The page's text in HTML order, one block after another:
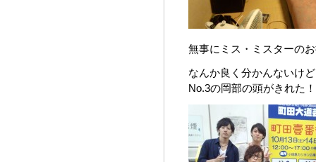
無事にミス・ミスターの
なんか良く分かんないけ
No.3の岡部の頭がきれた